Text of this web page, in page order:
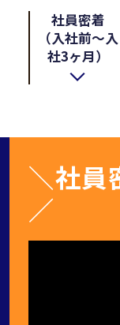
社員密着
（入社前〜入
社3ヶ月）
＼社員
／